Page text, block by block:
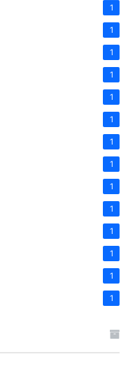
1
1
1
1
1
1
1
1
1
1
1
1
1
1